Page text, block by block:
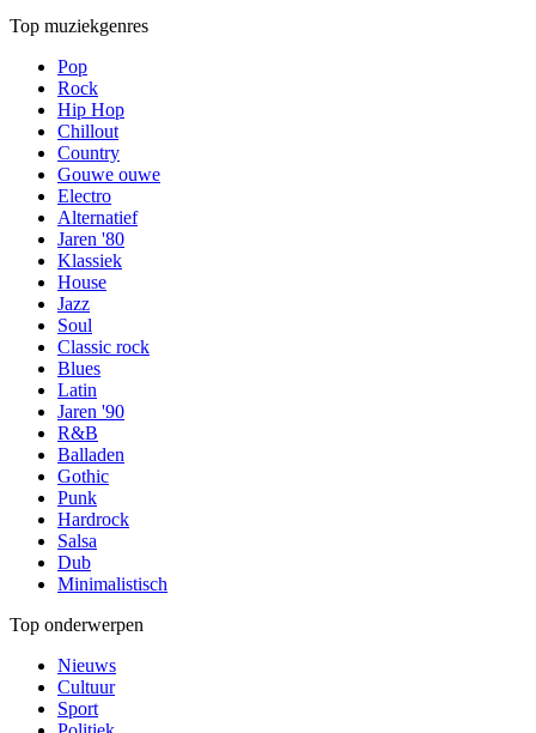
Top muziekgenres
Pop
Rock
Hip Hop
Chillout
Country
Gouwe ouwe
Electro
Alternatief
Jaren '80
Klassiek
House
Jazz
Soul
Classic rock
Blues
Latin
Jaren '90
R&B
Balladen
Gothic
Punk
Hardrock
Salsa
Dub
Minimalistisch
Top onderwerpen
Nieuws
Cultuur
Sport